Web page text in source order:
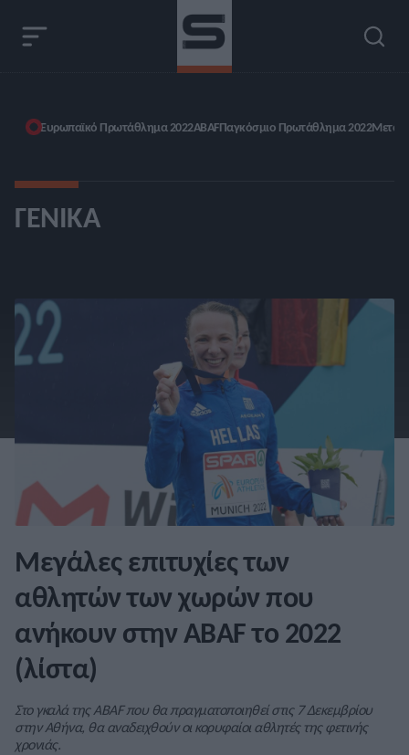
Ευρωπαϊκό Πρωτάθλημα 2022ABAFΠαγκόσμιο Πρωτάθλημα 2022
ΓΕΝΙΚΆ
Μεγάλες επιτυχίες των
αθλητών των χωρών που
ανήκουν στην ABAF το 2022
(λίστα)
Στο γκαλά της ABAF που θα πραγματοποιηθεί στις 7 Δεκεμβρίου
στην Αθήνα, θα αναδειχθούν οι κορυφαίοι αθλητές της φετινής
χρονιάς.